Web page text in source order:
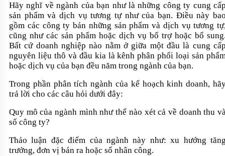
Hãy nghĩ về ngành của bạn như là những công ty cung
sản phẩm và dịch vụ tương tự như của bạn. Điều này
gồm các công ty bán những sản phẩm và dịch vụ tương
cũng như các sản phẩm hoặc dịch vụ bổ trợ hoặc bổ
Bất cứ doanh nghiệp nào nằm ở giữa một đầu là cung
nguyên liệu thô và đầu kia là kênh phân phối loại sản
hoặc dịch vụ của bạn đều năm trong ngành của bạn.
Trong phần phân tích ngành của kế hoạch kinh doanh,
trả lời cho các câu hỏi dưới đây:
Quy mô của ngành mình như thế nào xét cả về doanh thu
số công ty?
Thảo luận đặc điểm của ngành này như: xu hướng
trưởng, đơn vị bán ra hoặc số nhân công.